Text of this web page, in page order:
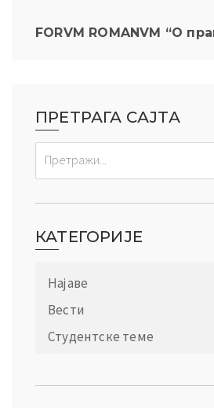
ПРЕТРАГА САЈТА
КАТЕГОРИЈЕ
Најаве
Вести
Студентске теме